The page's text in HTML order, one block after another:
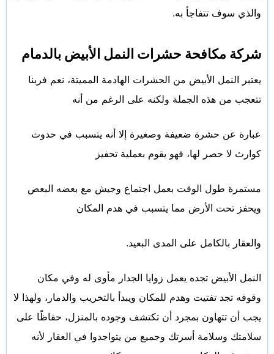
والذي سوف تتفاجأ به.
شركة مكافحة حشرات النمل الأبيض بالدمام
يعتبر النمل الأبيض من الحشرات الهادمة المميتة، نعم فربنا
تتعجب من هذه الجملة ولكنه على الرغم من أنه
عبارة عن حشرة ضعيفة وصغيرة إلا أنه يتسبب في حدوث
كوارث لا حصر لها، فهو يقوم بعملية تحفيز
مستمرة طول الوقت بعمل اجتماع وجيش مع بعضه البعض
ويحفز تحت الأرض مما يتسبب في هدم المكان
والعقار بالكامل على المدى البعيد.
النمل الأبيض تجده يعمل زوايا الجدار مأوى له وفي مكان
وقوفه تجد تفتيت وهدم للمكان ويبدأ بالتخريب والدمار، ولهذا لا
يجب أن تتهاون بمجرد أن تكتشف وجوده بالمنزل، حفاظًا على
سلامتك وسلامة أسرتك وجميع من يتواجدوا في العقار لأنه